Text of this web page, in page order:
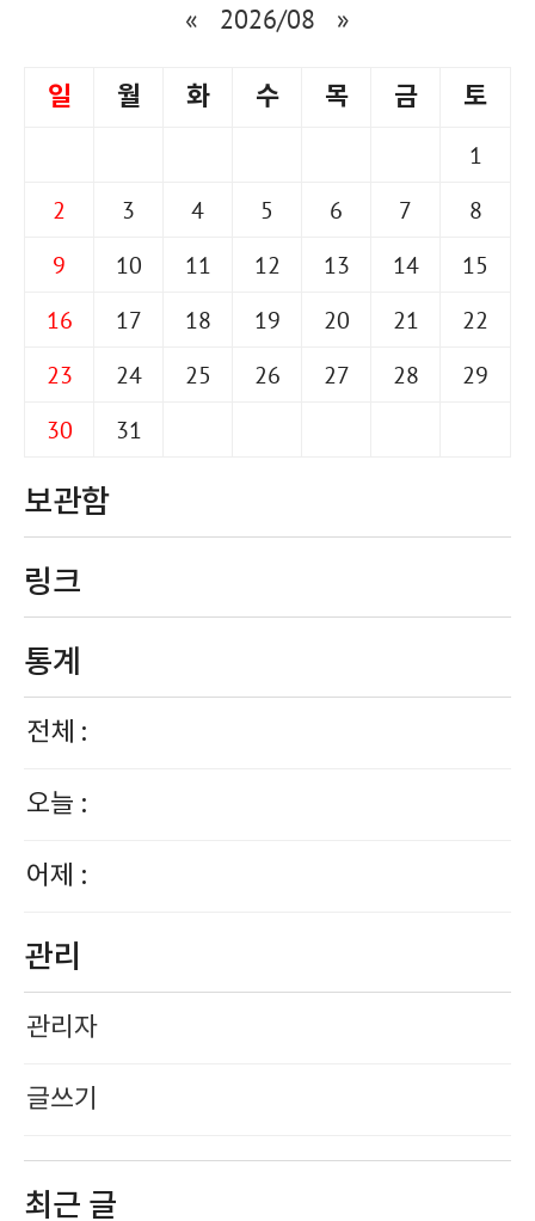
« 2026/08 »
일 월 화 수 목 금 토
1
2
3 4 5 6 7
8
9
10 11 12 13 14
15
16
17 18 19 20 21
22
23
24 25 26 27 28
29
30
31
보관함
링크
통계
전체 :
오늘 :
어제 :
관리
관리자
글쓰기
최근 글